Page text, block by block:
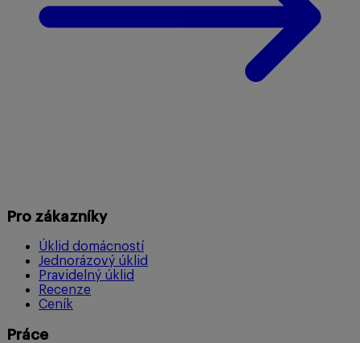
Pro zákazníky
Úklid domácností
Jednorázový úklid
Pravidelný úklid
Recenze
Ceník
Práce